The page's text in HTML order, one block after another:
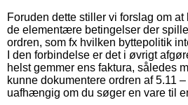
Foruden dette stiller vi forslag om
de elementære betingelser der
ordren, som fx hvilken byttepolitik
I den forbindelse er det i øvrigt
helst gemmer ens faktura, således
kunne dokumentere ordren af 5.11
uafhængig om du søger en vare til